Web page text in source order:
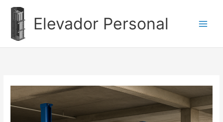
contenido
Elevador Personal